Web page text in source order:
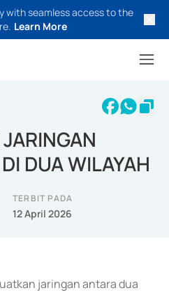
with seamless access to the
Learn More
DUA WILAYAH
TERBIT PADA
12 April 2026
jaringan antara dua